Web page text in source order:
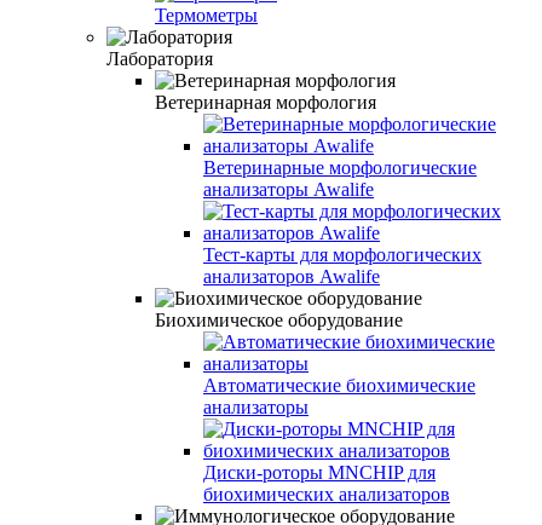
Термометры
Лаборатория
Ветеринарная морфология
Ветеринарные морфологические
анализаторы Awalife
Тест-карты для морфологических
анализаторов Awalife
Биохимическое оборудование
Автоматические биохимические
анализаторы
Диски-роторы MNCHIP для
биохимических анализаторов